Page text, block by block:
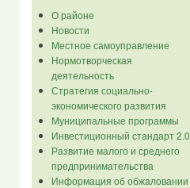
О районе
Новости
Местное самоуправление
Нормотворческая
деятельность
Стратегия социально-
экономического развития
Муниципальные программы
Инвестиционный стандарт 2.0
Развитие малого и среднего
предпринимательства
Информация об обжаловании